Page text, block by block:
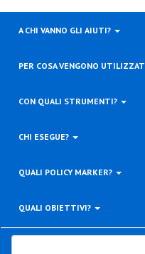
A CHI VANNO GLI AIUTI?
PER COSA VENGONO
CON QUALI STRUMENTI?
CHI ESEGUE?
QUALI POLICY MARKER?
QUALI OBIETTIVI?